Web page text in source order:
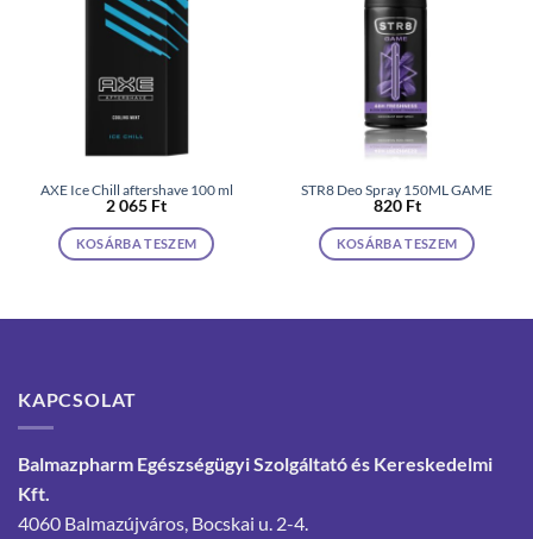
AXE Ice Chill aftershave 100 ml
2 065 Ft
KOSÁRBA TESZEM
STR8 Deo Spray 150ML GAME
820 Ft
KOSÁRBA TESZEM
KAPCSOLAT
Balmazpharm Egészségügyi Szolgáltató és Kereskedelmi
Kft.
4060 Balmazújváros, Bocskai u. 2-4.